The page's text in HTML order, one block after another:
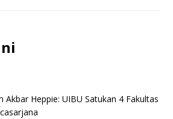
Akbar Heppie: UIBU Satukan 4 Fakultas